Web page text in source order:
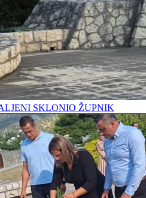
SKLONIO ŽUPNIK